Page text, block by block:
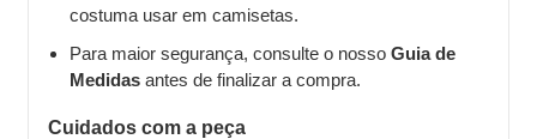
costuma usar em camisetas.
Para maior segurança, consulte o nosso Guia de
Medidas antes de finalizar a compra.
Cuidados com a peça